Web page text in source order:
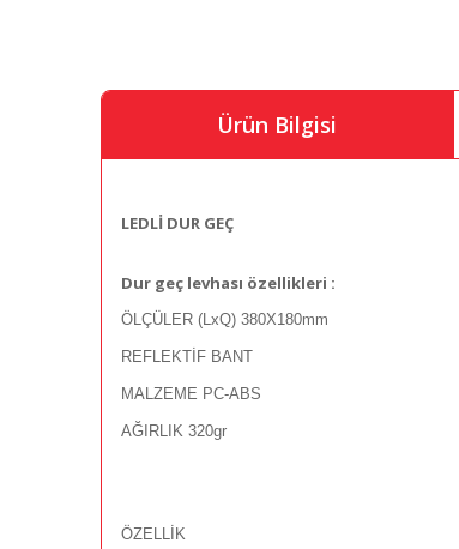
Ürün Bilgisi
LEDLİ DUR GEÇ
Dur geç levhası özellikleri :
ÖLÇÜLER (LxQ) 380X180mm
REFLEKTİF BANT
MALZEME PC-ABS
AĞIRLIK 320gr
ÖZELLİK